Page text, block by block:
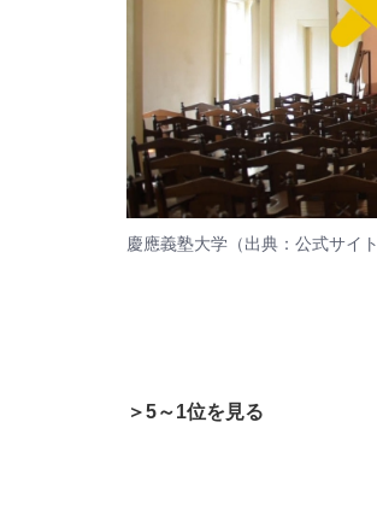
慶應義塾大学（出典： 公式サイト
＞5～1位を見る